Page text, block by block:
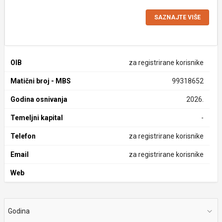
SAZNAJTE VIŠE
OIB za registrirane korisnike
Matični broj - MBS 99318652
Godina osnivanja 2026.
Temeljni kapital -
Telefon za registrirane korisnike
Email za registrirane korisnike
Web
Godina